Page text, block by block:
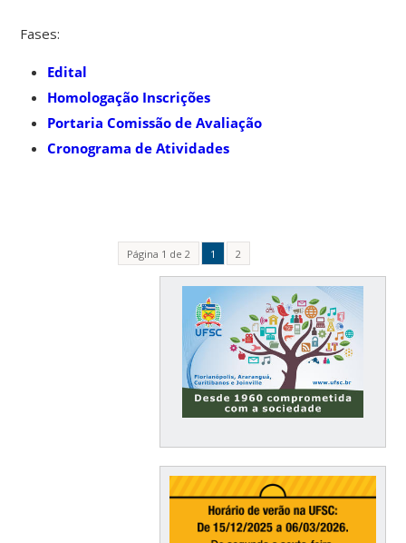
Fases:
Edital
Homologação Inscrições
Portaria Comissão de Avaliação
Cronograma de Atividades
Página 1 de 2 1 2